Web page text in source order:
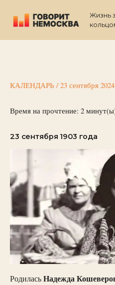
содержимому
Жизнь
КАЛЕНДАРЬ / 23 сентября 2024
Время на прочтение: 2
23 сентября 1903 года
РодиласьНадежда